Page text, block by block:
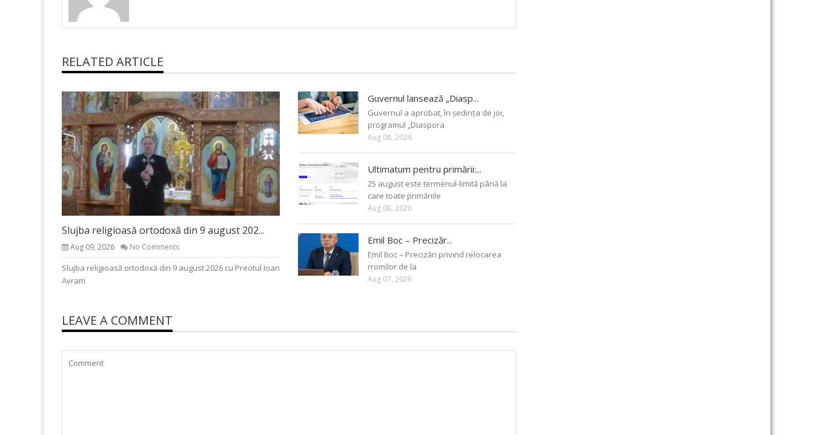
RELATED ARTICLE
Slujba religioasă ortodoxă din 9 august 202...
Aug 09, 2026 No Comments
Slujba religioasă ortodoxă din 9 august 2026 cu Preotul Ioan
Avram
Guvernul lansează „Diasp...
Guvernul a aprobat, în ședința de joi,
programul „Diaspora
Aug 08, 2026
Ultimatum pentru primării:...
25 august este termenul-limită până la
care toate primăriile
Aug 08, 2026
Emil Boc – Precizăr...
Emil Boc – Precizări privind relocarea
rromilor de la
Aug 07, 2026
LEAVE A COMMENT